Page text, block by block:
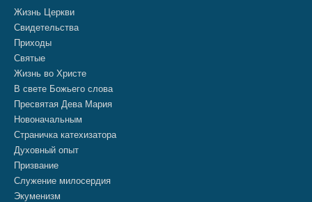
Жизнь Церкви
Свидетельства
Приходы
Святые
Жизнь во Христе
В свете Божьего слова
Пресвятая Дева Мария
Новоначальным
Страничка катехизатора
Духовный опыт
Призвание
Служение милосердия
Экуменизм